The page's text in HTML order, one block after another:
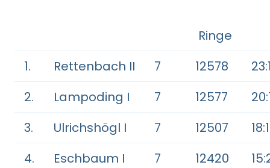
Ringe
1. Rettenbach II 7 12578
2.
Lampoding I 7 12577
3.
Ulrichshögl I 7 12507
4.
Eschbaum I 7 12420